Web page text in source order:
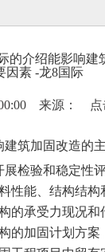
的介绍能影响建
因素 -龙8国际
来源： 点
建筑加固改造的
检验和稳定性
性能、结构结构
的承受力现况和
的加固计划方案